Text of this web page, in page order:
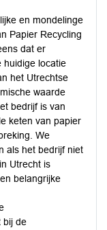
en mondelinge
Papier Recycling
dat er
huidige locatie
het Utrechtse
waarde
bedrijf is van
keten van papier
We
als het bedrijf niet
Utrecht is
belangrijke
bij de